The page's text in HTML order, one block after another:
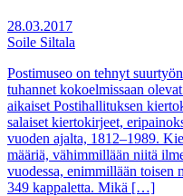
28.03.2017
Soile Siltala
Postimuseo on tehnyt
tuhannet kokoelmissaan
aikaiset Postihallituksen
salaiset kiertokirjeet,
vuoden ajalta, 1812–1989.
määriä, vähimmillään niitä
vuodessa, enimmillään toisen
349 kappaletta. Mikä […]